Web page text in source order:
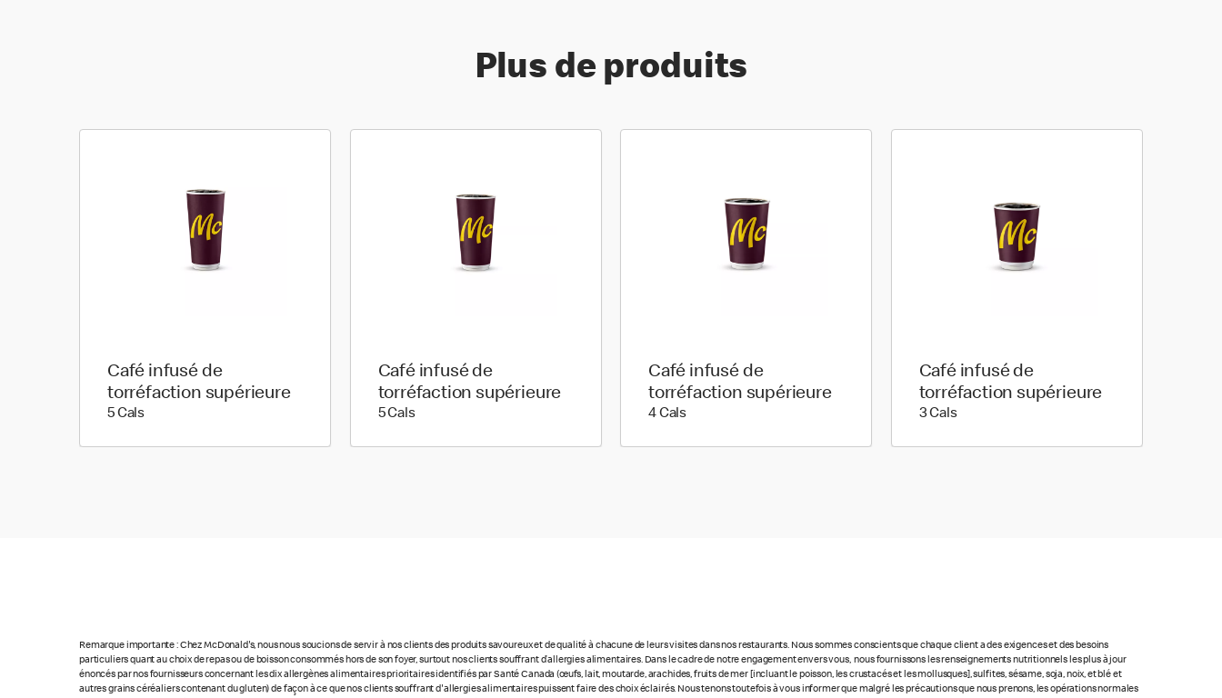
Plus de produits
Café infusé de
torréfaction supérieure
5 Cals5 calories
Café infusé de
torréfaction supérieure
5 Cals5 calories
Café infusé de
torréfaction supérieure
4 Cals4 calories
Café infusé de
torréfaction supérieure
3 Cals3 calories
Remarque importante : Chez McDonald's, nous nous soucions de servir à nos clients des produits savoureux et de qualité à chacune de leurs visites dans nos restaurants. Nous sommes conscients que chaque client a des exigences et des besoins
particuliers quant au choix de repas ou de boisson consommés hors de son foyer, surtout nos clients souffrant d’allergies alimentaires. Dans le cadre de notre engagement envers vous, nous fournissons les renseignements nutritionnels les plus à jour
énoncés par nos fournisseurs concernant les dix allergènes alimentaires prioritaires identifiés par Santé Canada (œufs, lait, moutarde, arachides, fruits de mer [incluant le poisson, les crustacés et les mollusques], sulfites, sésame, soja, noix, et blé et
autres grains céréaliers contenant du gluten) de façon à ce que nos clients souffrant d'allergies alimentaires puissent faire des choix éclairés. Nous tenons toutefois à vous informer que malgré les précautions que nous prenons, les opérations normales